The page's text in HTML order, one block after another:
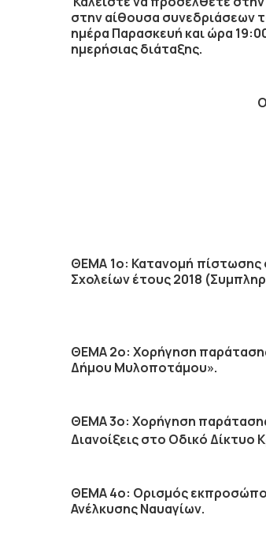
στην αίθουσα συνεδριάσεων
ημέρα Παρασκευή και ώρα
ημερήσιας διάταξης.
ΘΕΜΑ 1ο: Κατανομή πίστωσης
Σχολείων έτους 2018
ΘΕΜΑ 2ο: Χορήγηση
Δήμου Μυλοποτάμου».
ΘΕΜΑ 3ο: Χορήγηση
Διανοίξεις στο Οδικό Δίκτυο
ΘΕΜΑ 4ο: Ορισμός
Ανέλκυσης Ναυαγίων.